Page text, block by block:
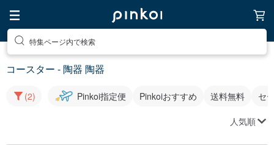
特集ページ内で検索
コースター - 陶器 陶器
(2) Pinkoi指定便 Pinkoiおすすめ 送料無料 セ
人気順